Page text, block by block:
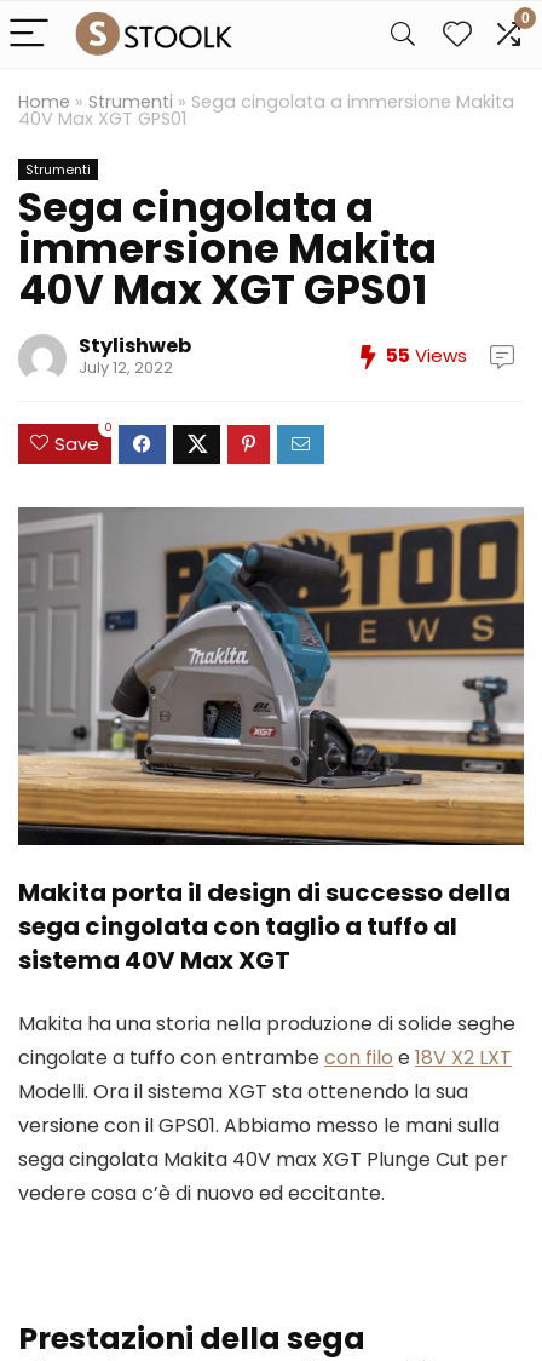
0
Home » Strumenti » Sega cingolata a immersione Makita
40V Max XGT GPS01
Strumenti
Sega cingolata a
immersione Makita
40V Max XGT GPS01
Stylishweb
July 12, 2022 55 Views
Save
0
Makita porta il design di successo della
sega cingolata con taglio a tuffo al
sistema 40V Max XGT
Makita ha una storia nella produzione di solide seghe
cingolate a tuffo con entrambecon filo e18V X2 LXT
Modelli. Ora il sistema XGT sta ottenendo la sua
versione con il GPS01. Abbiamo messo le mani sulla
sega cingolata Makita 40V max XGT Plunge Cut per
vedere cosa c’è di nuovo ed eccitante.
Prestazioni della sega